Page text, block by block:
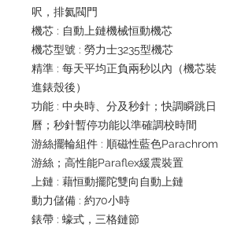
呎，排氦閥門
機芯 : 自動上鏈機械恒動機芯
機芯型號 : 勞力士3235型機芯
精準 : 每天平均正負兩秒以內（機芯裝
進錶殼後）
功能 : 中央時、分及秒針；快調瞬跳日
曆；秒針暫停功能以準確調校時間
游絲擺輪組件 : 順磁性藍色Parachrom
游絲；高性能Paraflex緩震裝置
上鏈 : 藉恒動擺陀雙向自動上鏈
動力儲備 : 約70小時
錶帶 : 蠔式，三格鏈節